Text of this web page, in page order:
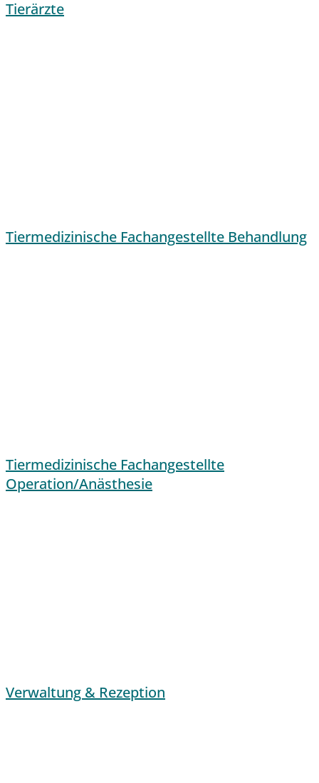
Tierärzte
Tiermedizinische Fachangestellte Behandlung
Tiermedizinische Fachangestellte
Operation/Anästhesie
Verwaltung & Rezeption